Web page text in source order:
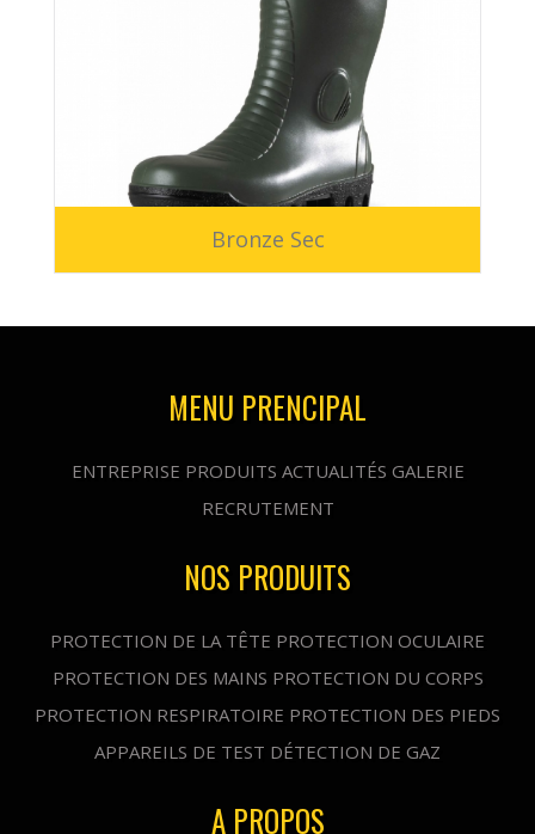
Bronze Sec
MENU PRENCIPAL
ENTREPRISE PRODUITS ACTUALITÉS GALERIE
RECRUTEMENT
NOS PRODUITS
PROTECTION DE LA TÊTE PROTECTION OCULAIRE
PROTECTION DES MAINS PROTECTION DU CORPS
PROTECTION RESPIRATOIRE PROTECTION DES PIEDS
APPAREILS DE TEST DÉTECTION DE GAZ
A PROPOS